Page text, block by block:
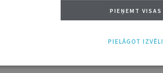
PIEŅEMT VISAS
PIELĀGOT IZVĒLI